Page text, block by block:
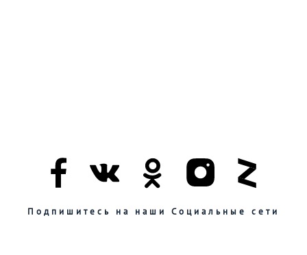
Подпишитесь на наши Социальные сети